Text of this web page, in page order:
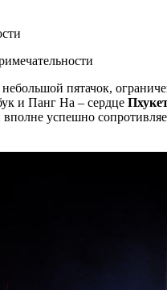
небольшой пятачок,
и Панг На – сердце
вполне успешно